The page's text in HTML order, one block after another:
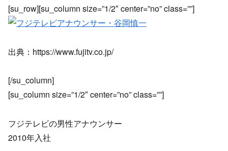
[su_row][su_column size=”1/2″ center=”no” class=””]
出典：https://www.fujitv.co.jp/
[/su_column]
[su_column size=”1/2″ center=”no” class=””]
フジテレビの男性アナウンサー
2010年入社